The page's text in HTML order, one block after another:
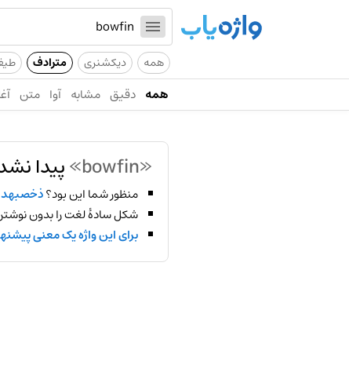
همه دیکشنری مترادف
همه دقیق مشابه آوا متن
«bowfin» پیدا
منظور شما این بود؟ذخصبهد
شکل سادهٔ لغت را بدون
برای این واژه یک معنی